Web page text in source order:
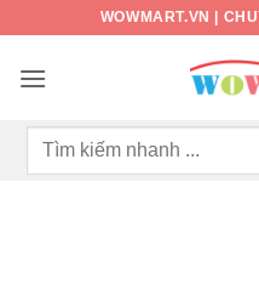
nội
WOWMART.VN |
Tìm